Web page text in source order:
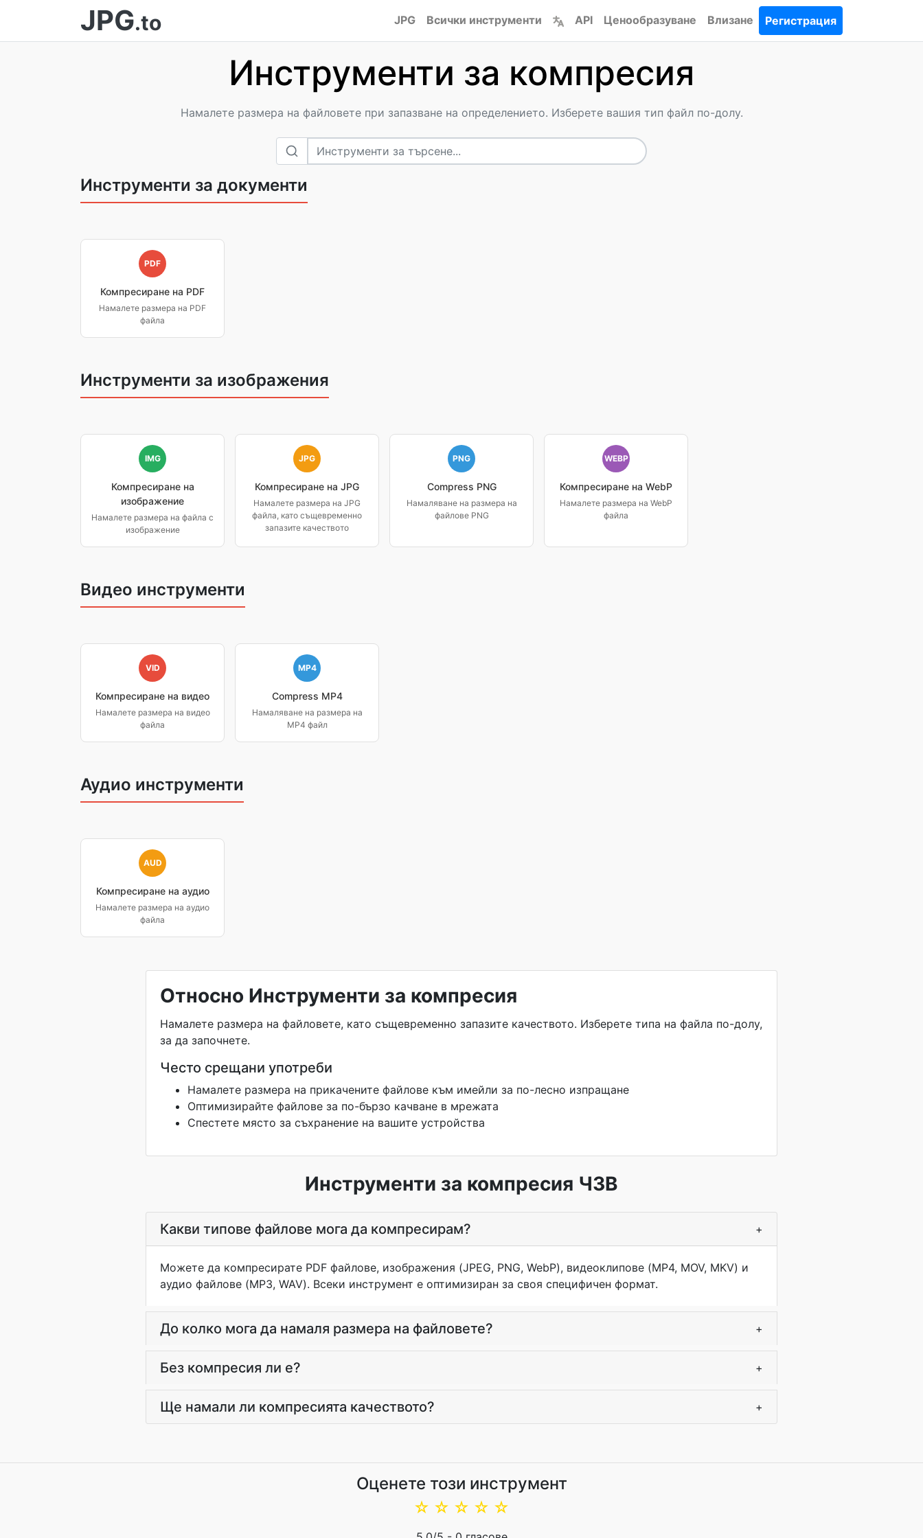
JPG.to JPG Всички инструменти API Ценообразуване Влизане Регистрация
Инструменти за компресия
Намалете размера на файловете при запазване на определението. Изберете вашия тип файл по-долу.
Инструменти за документи
PDF
Компресиране на PDF
Намалете размера на PDF
файла
Инструменти за изображения
IMG
Компресиране на
изображение
Намалете размера на файла с
изображение
JPG
Компресиране на JPG
Намалете размера на JPG
файла, като същевременно
запазите качеството
PNG
Compress PNG
Намаляване на размера на
файлове PNG
WEBP
Компресиране на WebP
Намалете размера на WebP
файла
Видео инструменти
VID
Компресиране на видео
Намалете размера на видео
файла
MP4
Compress MP4
Намаляване на размера на
MP4 файл
Аудио инструменти
AUD
Компресиране на аудио
Намалете размера на аудио
файла
Относно Инструменти за компресия
Намалете размера на файловете, като същевременно запазите качеството. Изберете типа на файла по-долу,
за да започнете.
Често срещани употреби
Намалете размера на прикачените файлове към имейли за по-лесно изпращане
Оптимизирайте файлове за по-бързо качване в мрежата
Спестете място за съхранение на вашите устройства
Инструменти за компресия ЧЗВ
Какви типове файлове мога да компресирам? +
Можете да компресирате PDF файлове, изображения (JPEG, PNG, WebP), видеоклипове (MP4, MOV, MKV) и
аудио файлове (MP3, WAV). Всеки инструмент е оптимизиран за своя специфичен формат.
До колко мога да намаля размера на файловете? +
Без компресия ли е? +
Ще намали ли компресията качеството? +
Оценете този инструмент
☆
☆
☆
☆
☆